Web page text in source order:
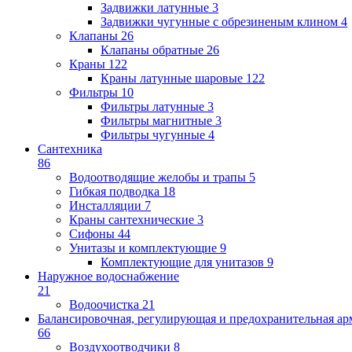
Задвижки латунные 3
Задвижки чугунные с обрезиненым клином 4
Клапаны 26
Клапаны обратные 26
Краны 122
Краны латунные шаровые 122
Фильтры 10
Фильтры латунные 3
Фильтры магнитные 3
Фильтры чугунные 4
Сантехника
86
Водоотводящие желобы и трапы 5
Гибкая подводка 18
Инсталляции 7
Краны сантехнические 3
Сифоны 44
Унитазы и комплектующие 9
Комплектующие для унитазов 9
Наружное водоснабжение
21
Водоочистка 21
Балансировочная, регулирующая и предохранительная
66
Воздухоотводчики 8